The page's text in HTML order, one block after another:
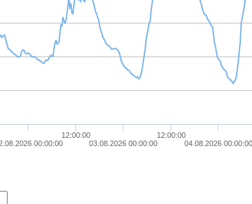
00:00:00
12:00:00
03.08.2026 00:00:00
12:00:00
04.08.2026 00:00:00